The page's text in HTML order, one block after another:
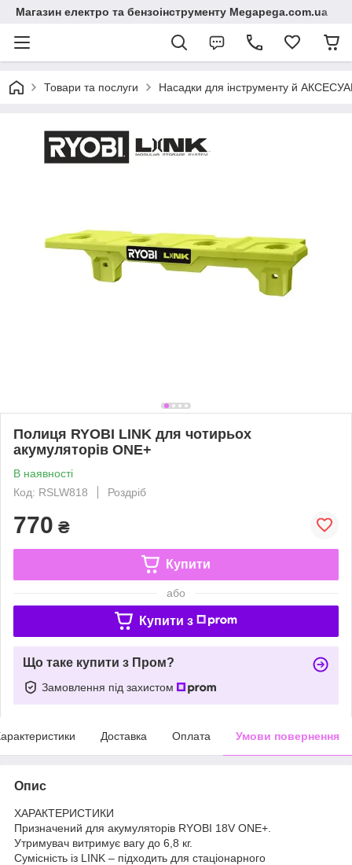
Магазин електро та бензоінструменту Megapega.com.ua
Товари та послуги Насадки для інструменту й
Полиця RYOBI LINK для чотирьох
акумуляторів ONE+
В наявності
Код: RSLW818
Роздріб
770 ₴
Купити
або
Купити з
Що таке купити з Пром?
Замовлення під захистом
Доставка Оплата Умови повернення
Опис
ХАРАКТЕРИСТИКИ
Призначений для акумуляторів RYOBI 18V ONE+.
Утримувач витримує вагу до 6,8 кг.
Сумісність із LINK – підходить для стаціонарного